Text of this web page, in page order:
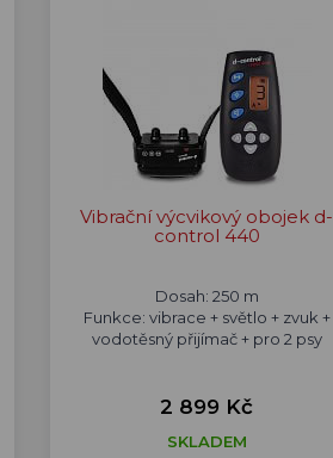
Vibrační výcvikový obojek d-
control 440
Dosah: 250 m
Funkce: vibrace + světlo + zvuk +
vodotěsný přijímač + pro 2 psy
2 899 Kč
SKLADEM